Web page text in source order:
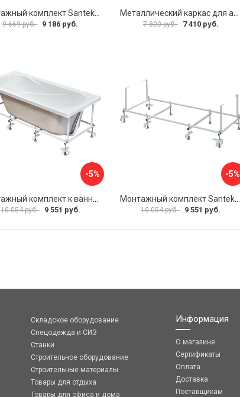
Монтажный комплект Santek САНТОРИНИ 1.WH30.2.488 00000069112
9 669 руб. 9 186 руб. 7 800 руб. 7 410 руб.
-5%
10 054 руб. 9 551 руб.
-5%
10 054 руб. 9 551 руб.
Складское оборудование
Спецодежда и СИЗ
Станки
Строительное оборудование
Строительные материалы
Товары для отдыха
Товары для офиса и дома
Информация
О магазине
Сертификаты
Оплата
Доставка
Поставщикам